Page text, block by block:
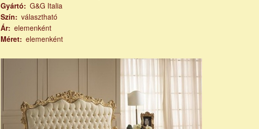
Gyártó
G&G Italia
Szín
választható
Ár elemenként
Méret
elemenként